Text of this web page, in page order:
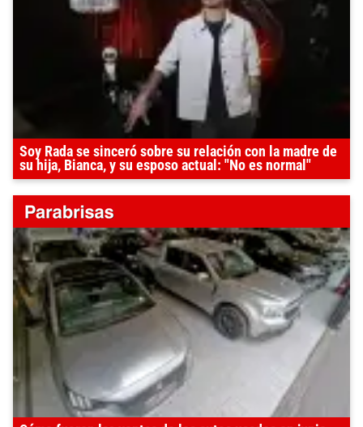
Soy Rada se sinceró sobre su relación con la madre de
su hija, Bianca, y su esposo actual: "No es normal"